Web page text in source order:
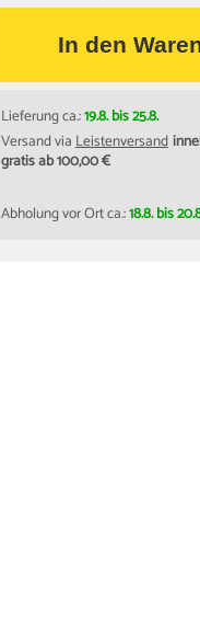
In den
Lieferung ca.:19.8. bis 25.8.
Versand viaLeistenversand
gratis ab 100,00 €
Abholung vor Ort ca.:18.8. bis